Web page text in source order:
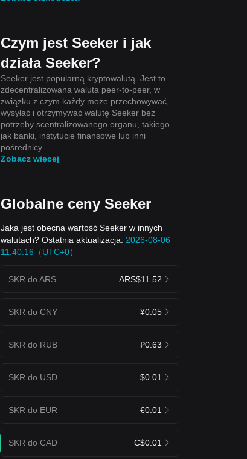
Czym jest Seeker i jak
działa Seeker?
Seeker jest popularną kryptowalutą. Jest to
zdecentralizowana waluta peer-to-peer, w
związku z czym każdy może przechowywać,
wysyłać i otrzymywać walutę Seeker bez
potrzeby scentralizowanego organu, takiego
jak banki, instytucje finansowe lub inni
pośrednicy.
Zobacz więcej
Globalne ceny Seeker
Jaka jest obecna wartość Seeker w innych
walutach? Ostatnia aktualizacja: 2026-08-06
11:40:16（UTC+0）
SKR do ARS ARS$11.52
SKR do CNY ¥0.05
SKR do RUB ₽0.63
SKR do USD $0.01
SKR do EUR €0.01
SKR do CAD C$0.01